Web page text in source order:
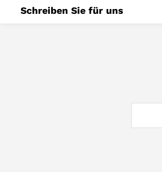
Schreiben Sie für uns